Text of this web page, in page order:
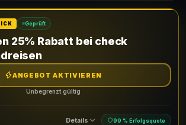
Geprüft
25% Rabatt bei check
ANGEBOT AKTIVIEREN
Unbegrenzt gültig
Details 99 % Erfolgsquote